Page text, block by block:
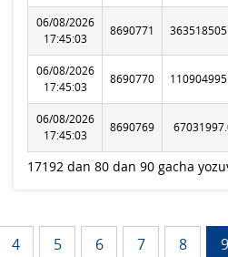
06/08/2026
17:45:03
8690771
06/08/2026
17:45:03
8690770
06/08/2026
17:45:03
8690769
17192 dan 80 dan 90 gacha
4 5 6 7 8 9